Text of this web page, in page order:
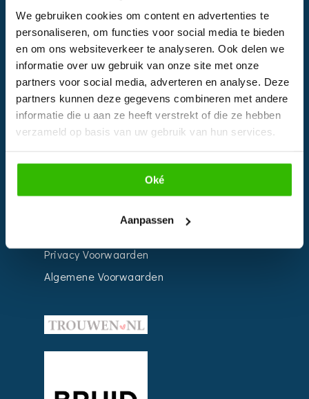
We gebruiken cookies om content en advertenties te
personaliseren, om functies voor social media te bieden
en om ons websiteverkeer te analyseren. Ook delen we
informatie over uw gebruik van onze site met onze
partners voor social media, adverteren en analyse. Deze
partners kunnen deze gegevens combineren met andere
informatie die u aan ze heeft verstrekt of die ze hebben
verzameld op basis van uw gebruik van hun services.
Oké
Aanpassen
EVENTS
Kalender
Bedrijven
Impressie
Weddingplanner
Privacy Voorwaarden
Algemene Voorwaarden